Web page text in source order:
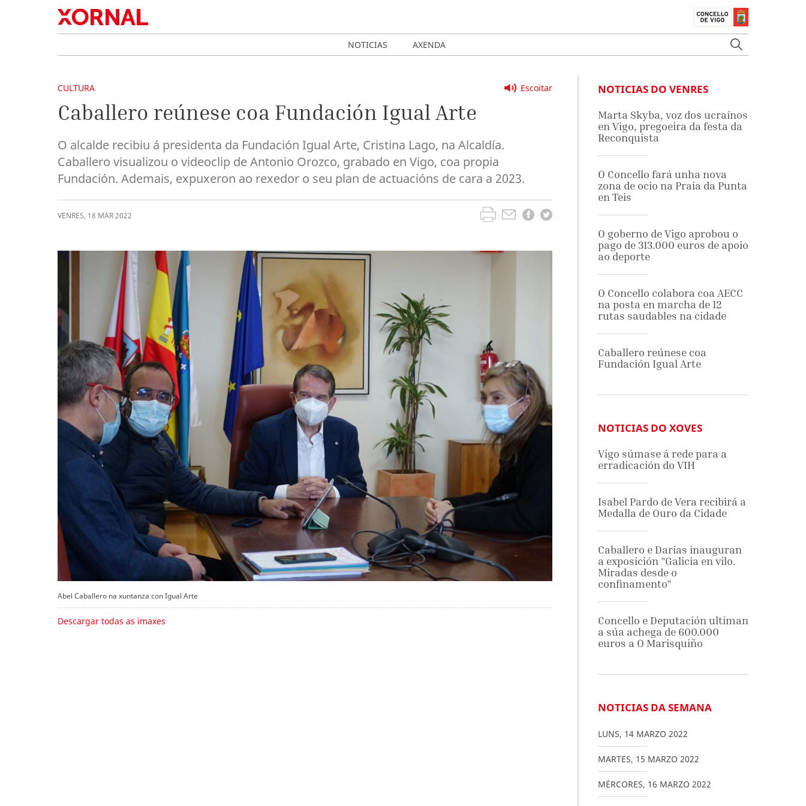
NOTICIAS AXENDA
Escoitar
CULTURA
Caballero reúnese coa Fundación Igual Arte
O alcalde recibiu á presidenta da Fundación Igual Arte, Cristina Lago, na Alcaldía.
Caballero visualizou o videoclip de Antonio Orozco, grabado en Vigo, coa propia
Fundación. Ademais, expuxeron ao rexedor o seu plan de actuacións de cara a 2023.
VENRES, 18 MAR2022
Abel Caballero na xuntanza con Igual Arte
Descargar todas as imaxes
NOTICIAS DO VENRES
Marta Skyba, voz dos ucraínos
en Vigo, pregoeira da festa da
Reconquista
O Concello fará unha nova
zona de ocio na Praia da Punta
en Teis
O goberno de Vigo aprobou o
pago de 313.000 euros de apoio
ao deporte
O Concello colabora coa AECC
na posta en marcha de 12
rutas saudables na cidade
Caballero reúnese coa
Fundación Igual Arte
NOTICIAS DO XOVES
Vigo súmase á rede para a
erradicación do VIH
Isabel Pardo de Vera recibirá a
Medalla de Ouro da Cidade
Caballero e Darias inauguran
a exposición "Galicia en vilo.
Miradas desde o
confinamento"
Concello e Deputación ultiman
a súa achega de 600.000
euros a O Marisquiño
NOTICIAS DA SEMANA
LUNS, 14 MARZO 2022
MARTES, 15 MARZO 2022
MÉRCORES, 16 MARZO 2022